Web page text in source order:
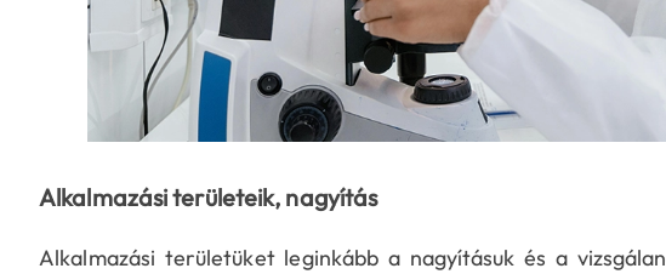
Alkalmazási területeik, nagyítás
Alkalmazási területüket leginkább a nagyításuk és a